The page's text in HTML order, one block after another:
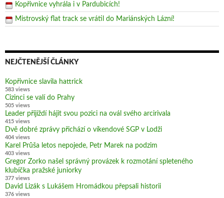
Kopřivnice vyhrála i v Pardubicích!
Mistrovský flat track se vrátil do Mariánských Lázní!
NEJČTENĚJŠÍ ČLÁNKY
Kopřivnice slavila hattrick
583 views
Cizinci se valí do Prahy
505 views
Leader přijíždí hájit svou pozici na ovál svého arcirivala
415 views
Dvě dobré zprávy přichází o víkendové SGP v Lodži
404 views
Karel Průša letos nepojede, Petr Marek na podzim
403 views
Gregor Zorko našel správný provázek k rozmotání spleteného
klubíčka pražské juniorky
377 views
David Lizák s Lukášem Hromádkou přepsali historii
376 views